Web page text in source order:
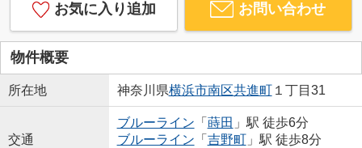
お気に入り追加 お問い合わせ
物件概要
所在地 神奈川県横浜市南区共進町１丁目31
交通
ブルーライン 「 蒔田 」駅 徒歩6分
ブルーライン 「 吉野町」駅 徒歩8分